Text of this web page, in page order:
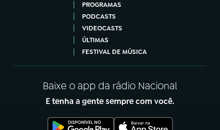
PROGRAMAS
PODCASTS
VIDEOCASTS
ÚLTIMAS
FESTIVAL DE MÚSICA
Baixe o app da rádio Nacional
E tenha a gente sempre com você.